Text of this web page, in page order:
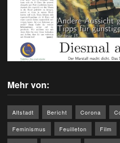
Mehr von:
Altstadt Bericht Corona
Feminismus Feuilleton Film